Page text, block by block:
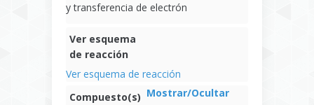
y transferencia de electrón
Ver esquema
de reacción
Ver esquema de reacción
Compuesto(s) Mostrar/Ocultar